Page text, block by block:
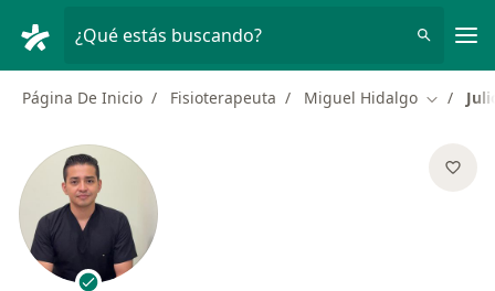
¿Qué estás buscando?
Página De Inicio Fisioterapeuta Miguel Hidalgo Cambiar